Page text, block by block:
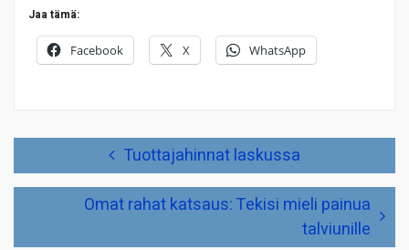
Jaa tämä:
Facebook X WhatsApp
Tuottajahinnat laskussa
Omat rahat katsaus: Tekisi mieli painua
talviunille